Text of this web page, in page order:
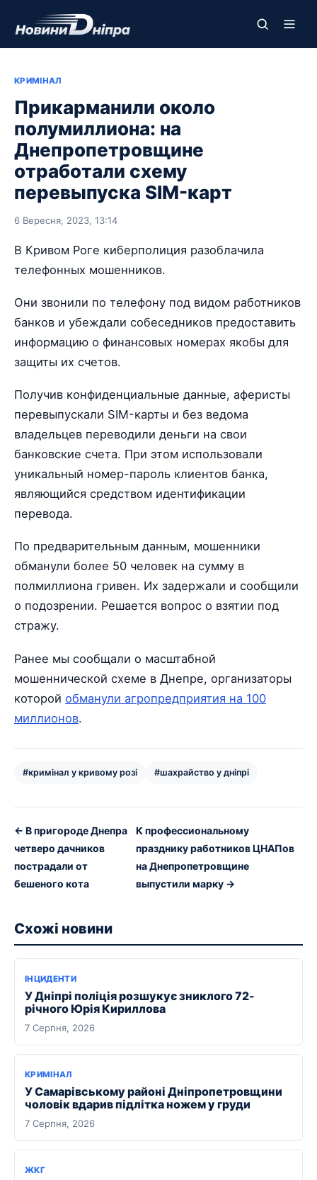
КРИМІНАЛ
Прикарманили около
полумиллиона: на
Днепропетровщине
отработали схему
перевыпуска SIM-карт
6 Вересня, 2023, 13:14
В Кривом Роге киберполиция разоблачила
телефонных мошенников.
Они звонили по телефону под видом работников
банков и убеждали собеседников предоставить
информацию о финансовых номерах якобы для
защиты их счетов.
Получив конфиденциальные данные, аферисты
перевыпускали SIM-карты и без ведома
владельцев переводили деньги на свои
банковские счета. При этом использовали
уникальный номер-пароль клиентов банка,
являющийся средством идентификации
перевода.
По предварительным данным, мошенники
обманули более 50 человек на сумму в
полмиллиона гривен. Их задержали и сообщили
о подозрении. Решается вопрос о взятии под
стражу.
Ранее мы сообщали о масштабной
мошеннической схеме в Днепре, организаторы
которой обманули агропредприятия на 100
миллионов.
#кримінал у кривому розі #шахрайство у дніпрі
← В пригороде Днепра
четверо дачников
пострадали от
бешеного кота
К профессиональному
празднику работников ЦНАПов
на Днепропетровщине
выпустили марку →
Схожі новини
ІНЦИДЕНТИ
У Дніпрі поліція розшукує зниклого 72-
річного Юрія Кириллова
7 Серпня, 2026
КРИМІНАЛ
У Самарівському районі Дніпропетровщини
чоловік вдарив підлітка ножем у груди
7 Серпня, 2026
ЖКГ